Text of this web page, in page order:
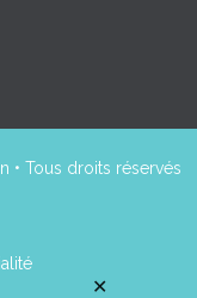
✕
• Tous droits réservés